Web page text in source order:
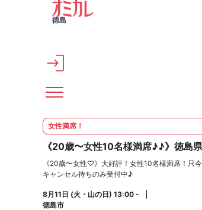
メインコンテンツへスキップ
徳島
女性満席！
《20歳〜女性10名様満席♪♪》徳島
《20歳〜女性♡》大好評！女性10名様満席！只
キャンセル待ちのみ受付中♪
8月11日 (火・山の日) 13:00 -
徳島市